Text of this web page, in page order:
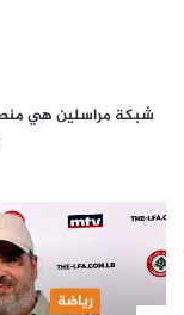
شبكة مراسلين هي منصة
رياضة